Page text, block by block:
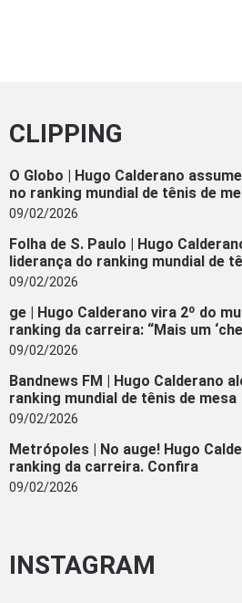
CLIPPING
O Globo | Hugo Calderano
no ranking mundial de tênis de
09/02/2026
Folha de S. Paulo | Hugo
liderança do ranking mundial de
09/02/2026
ge | Hugo Calderano vira 2º do
ranking da carreira: “Mais um
09/02/2026
Bandnews FM | Hugo Calderano
ranking mundial de tênis de mesa
09/02/2026
Metrópoles | No auge! Hugo
ranking da carreira. Confira
09/02/2026
INSTAGRAM